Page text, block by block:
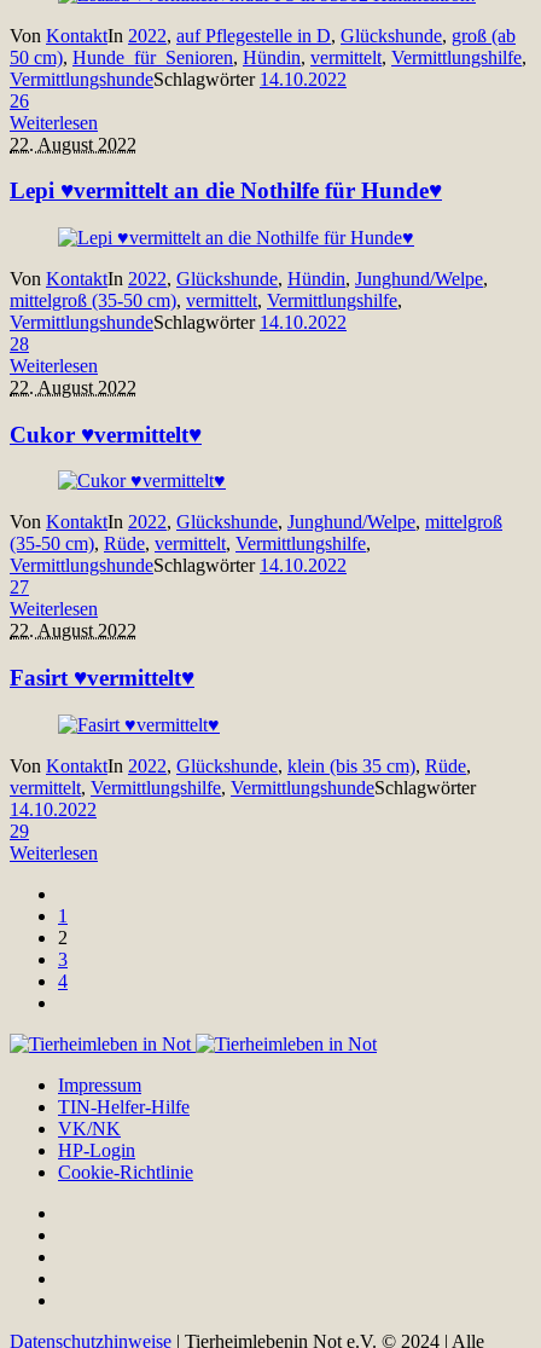
Von KontaktIn 2022, auf Pflegestelle in D, Glückshunde, groß (ab
50 cm), Hunde_für_Senioren, Hündin, vermittelt, Vermittlungshilfe,
VermittlungshundeSchlagwörter 14.10.2022
26
Weiterlesen
22. August 2022
Lepi ♥vermittelt an die Nothilfe für Hunde♥
Von KontaktIn 2022, Glückshunde, Hündin, Junghund/Welpe,
mittelgroß (35-50 cm), vermittelt, Vermittlungshilfe,
VermittlungshundeSchlagwörter 14.10.2022
28
Weiterlesen
22. August 2022
Cukor ♥vermittelt♥
Von KontaktIn 2022, Glückshunde, Junghund/Welpe, mittelgroß
(35-50 cm), Rüde, vermittelt, Vermittlungshilfe,
VermittlungshundeSchlagwörter 14.10.2022
27
Weiterlesen
22. August 2022
Fasirt ♥vermittelt♥
Von KontaktIn 2022, Glückshunde, klein (bis 35 cm), Rüde,
vermittelt, Vermittlungshilfe, VermittlungshundeSchlagwörter
14.10.2022
29
Weiterlesen
1
2
3
4
Impressum
TIN-Helfer-Hilfe
VK/NK
HP-Login
Cookie-Richtlinie
Datenschutzhinweise | Tierheimlebenin Not e.V. © 2024 | Alle